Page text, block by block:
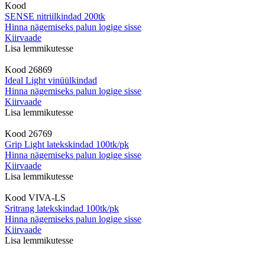
Kood
SENSE nitriilkindad 200tk
Hinna nägemiseks palun logige sisse
Kiirvaade
Lisa lemmikutesse
Kood 26869
Ideal Light vinüülkindad
Hinna nägemiseks palun logige sisse
Kiirvaade
Lisa lemmikutesse
Kood 26769
Grip Light latekskindad 100tk/pk
Hinna nägemiseks palun logige sisse
Kiirvaade
Lisa lemmikutesse
Kood VIVA-LS
Sritrang latekskindad 100tk/pk
Hinna nägemiseks palun logige sisse
Kiirvaade
Lisa lemmikutesse